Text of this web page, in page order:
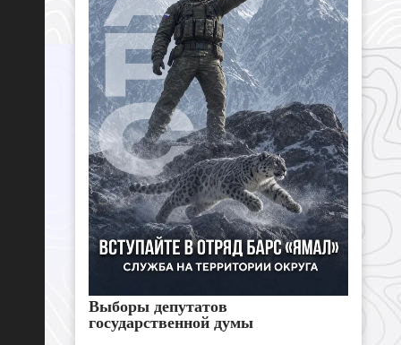
Выборы депутатов
государственной думы